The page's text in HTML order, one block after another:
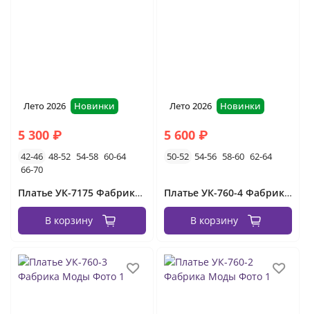
вечернее платье для мамы
платья на выпускной вечер
Лето 2026 Новинки
5 300 ₽
42-46 48-52 54-58 60-64
66-70
Платье УК-7175 Фабрика Моды
В корзину
Лето 2026 Новинки
5 600 ₽
50-52 54-56 58-60 62-64
Платье УК-760-4 Фабрика Моды
В корзину